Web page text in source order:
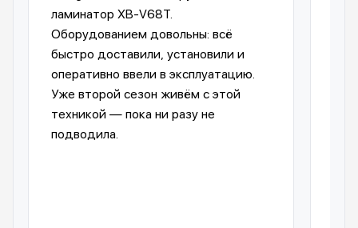
ламинатор XB-V68T.
Оборудованием довольны: всё
быстро доставили, установили и
оперативно ввели в эксплуатацию.
Уже второй сезон живём с этой
техникой — пока ни разу не
подводила.